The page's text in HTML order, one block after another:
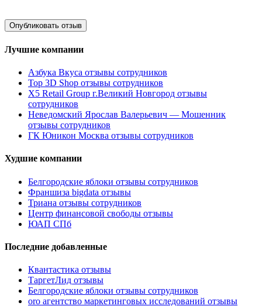
Лучшие компании
Азбука Вкуса отзывы сотрудников
Top 3D Shop отзывы сотрудников
X5 Retail Group г.Великий Новгород отзывы
сотрудников
Неведомский Ярослав Валерьевич — Мошенник
отзывы сотрудников
ГК Юникон Москва отзывы сотрудников
Худшие компании
Белгородские яблоки отзывы сотрудников
Франшиза bigdata отзывы
Триана отзывы сотрудников
Центр финансовой свободы отзывы
ЮАП СПб
Последние добавленные
Квантастика отзывы
ТаргетЛид отзывы
Белгородские яблоки отзывы сотрудников
oro агентство маркетинговых исследований отзывы